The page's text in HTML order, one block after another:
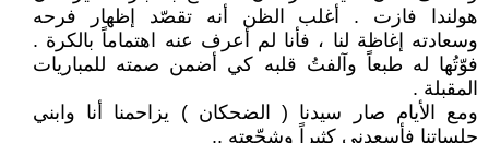
هولندا فازت . أغلب الظن أنه تقصّد إظهار فرحه
وسعادته إغاظة لنا ، فأنا لم أعرف عنه اهتماماً بالكرة .
فوّتُها له طبعاً وآلفتُ قلبه كي أضمن صمته للمباريات
المقبلة .
ومع الأيام صار سيدنا ( الضحكان ) يزاحمنا أنا وابني
جلساتنا فأسعدني كثيراً وشجّعته ..